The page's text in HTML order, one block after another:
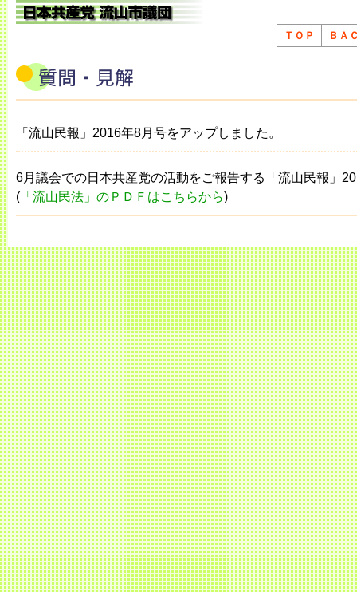
ＴＯＰ ＢＡ
「流山民報」2016年8月号をアップしました。
6月議会での日本共産党の活動をご報告する「流山民報」
( 「流山民法」のＰＤＦはこちらから)